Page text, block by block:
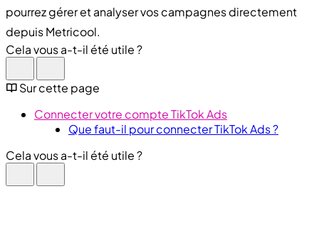
pourrez gérer et analyser vos campagnes directement
depuis Metricool.
Cela vous a-t-il été utile ?
Sur cette page
Connecter votre compte TikTok Ads
Que faut-il pour connecter TikTok Ads ?
Cela vous a-t-il été utile ?